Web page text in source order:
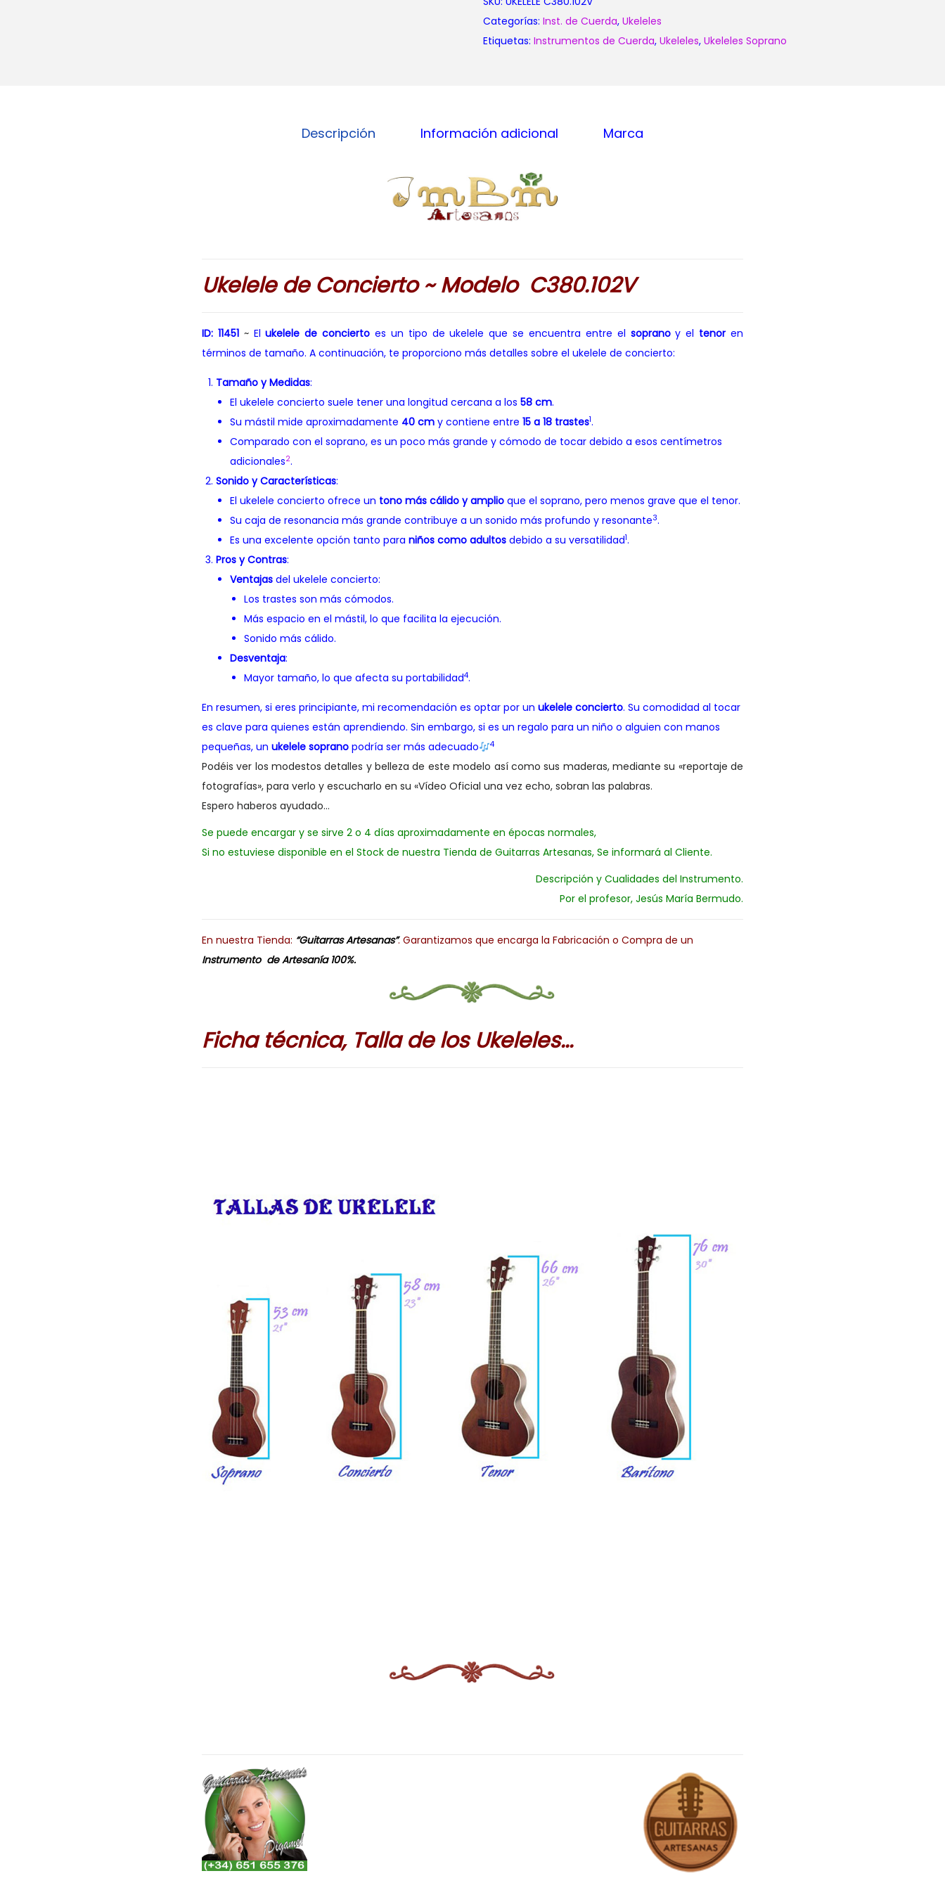
Categorías: Inst. de Cuerda, Ukeleles
Etiquetas: Instrumentos de Cuerda, Ukeleles, Ukeleles Soprano
Descripción Información adicional Marca
Ukelele de Concierto ~ Modelo C380.102V
ID: 11451~ Elukelele de concierto es un tipo de ukelele que se encuentra entre el sopranoy el tenoren
términos de tamaño. A continuación, te proporciono más detalles sobre el ukelele de concierto:
Tamaño y Medidas:
El ukelele concierto suele tener una longitud cercana a los 58 cm.
Su mástil mide aproximadamente 40 cm y contiene entre 15 a 18 trastes1.
Comparado con el soprano, es un poco más grande y cómodo de tocar debido a esos centímetros
adicionales2.
Sonido y Características:
El ukelele concierto ofrece un tono más cálido y amplio que el soprano, pero menos grave que el tenor.
Su caja de resonancia más grande contribuye a un sonido más profundo y resonante3.
Es una excelente opción tanto para niños como adultos debido a su versatilidad1.
Pros y Contras:
Ventajas del ukelele concierto:
Los trastes son más cómodos.
Más espacio en el mástil, lo que facilita la ejecución.
Sonido más cálido.
Desventaja:
Mayor tamaño, lo que afecta su portabilidad4.
En resumen, si eres principiante, mi recomendación es optar por un ukelele concierto. Su comodidad al tocar
es clave para quienes están aprendiendo. Sin embargo, si es un regalo para un niño o alguien con manos
pequeñas, un ukelele soprano podría ser más adecuado 4
Podéis ver los modestos detalles y belleza de este modelo así como sus maderas, mediante su «reportaje de
fotografías», para verlo y escucharlo en su «Vídeo Oficial una vez echo, sobran las palabras.
Espero haberos ayudado…
Se puede encargar y se sirve 2 o 4 días aproximadamente en épocas normales,
Si no estuviese disponible en el Stock de nuestra Tienda de Guitarras Artesanas, Se informará al Cliente.
Descripción y Cualidades del Instrumento.
Por el profesor, Jesús María Bermudo.
En nuestra Tienda: “Guitarras Artesanas”. Garantizamos que encarga la Fabricación o Compra de un
Instrumento de Artesanía 100%.
Ficha técnica, Talla de los Ukeleles...